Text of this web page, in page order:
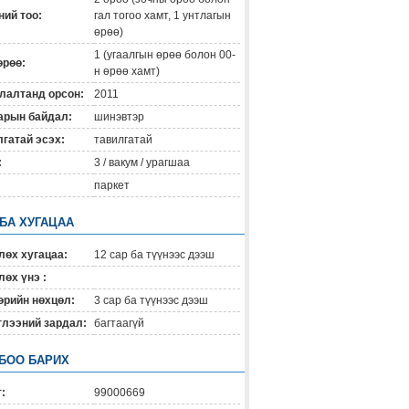
тоо:
гал тогоо хамт, 1 унтлагын
өрөө)
1 (угаалгын өрөө болон 00-
н өрөө хамт)
орсон:
2011
байдал:
шинэвтэр
эсэх:
тавилгатай
3 / вакум / урагшаа
паркет
ХУГАЦАА
хугацаа:
12 сар ба түүнээс дээш
үнэ :
нөхцөл:
3 сар ба түүнээс дээш
зардал:
багтаагүй
БАРИХ
99000669